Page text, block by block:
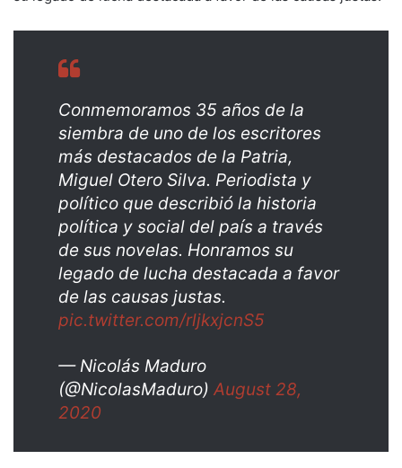
Conmemoramos 35 años de la
siembra de uno de los escritores
más destacados de la Patria,
Miguel Otero Silva. Periodista y
político que describió la historia
política y social del país a través
de sus novelas. Honramos su
legado de lucha destacada a favor
de las causas justas.
pic.twitter.com/rljkxjcnS5
— Nicolás Maduro
(@NicolasMaduro) August 28,
2020